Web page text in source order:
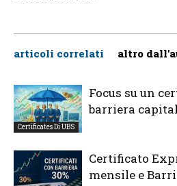
articoli correlati altro
Certificates Di UBS
Focus su un
barriera
Certificato
mensile e